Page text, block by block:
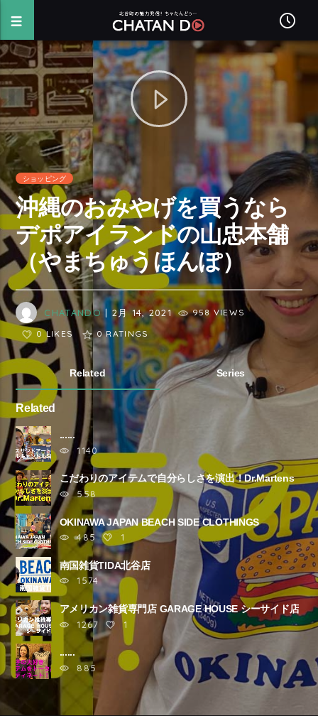
ショッピング
沖縄のおみやげを買うなら
デポアイランドの山忠本舗
（やまちゅうほんぽ）
CHATANDO| 2月 14, 2021
958 VIEWS
0 LIKES
0 RATINGS
Related Series
Related
......
1140
こだわりのアイテムで自分らしさを演出！Dr.Martens
......558
OKINAWA JAPAN BEACH SIDE CLOTHINGS
Southern deli ......
485 1
南国雑貨TIDA北谷店
1574
アメリカン雑貨専門店 GARAGE HOUSE シーサイド店
1267
1
......
885